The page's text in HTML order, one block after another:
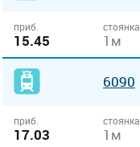
приб.
15.45
стоянка
1м
6090
приб.
17.03
стоянка
1м